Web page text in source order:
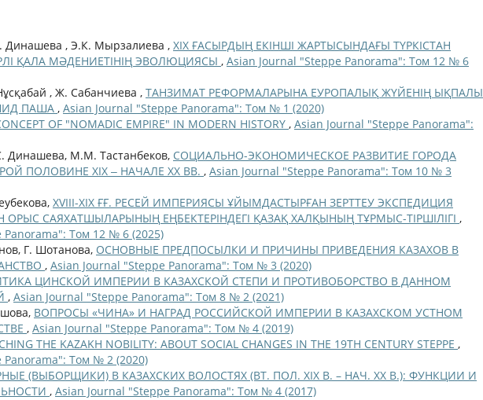
Динашева , Э.К. Мырзалиева , ХІХ ҒАСЫРДЫҢ ЕКІНШІ ЖАРТЫСЫНДАҒЫ ТҮРКІСТАН
ҚАЛА МӘДЕНИЕТІНІҢ ЭВОЛЮЦИЯСЫ , Asian Journal "Steppe Panorama": Том 12 № 6
, Ж. Сабанчиева , ТАНЗИМАТ РЕФОРМАЛАРЫНА ЕУРОПАЛЫҚ ЖҮЙЕНІҢ ЫҚПАЛЫ
ПАША , Asian Journal "Steppe Panorama": Том № 1 (2020)
OF "NOMADIC EMPIRE" IN MODERN HISTORY , Asian Journal "Steppe Panorama":
Динашева, М.М. Тастанбеков, СОЦИАЛЬНО-ЭКОНОМИЧЕСКОЕ РАЗВИТИЕ ГОРОДА
ПОЛОВИНЕ ХІХ ‒ НАЧАЛЕ ХХ ВВ. , Asian Journal "Steppe Panorama": Том 10 № 3
ХVІІІ-ХІХ ҒҒ. РЕСЕЙ ИМПЕРИЯСЫ ҰЙЫМДАСТЫРҒАН ЗЕРТТЕУ ЭКСПЕДИЦИЯ
САЯХАТШЫЛАРЫНЫҢ ЕҢБЕКТЕРІНДЕГІ ҚАЗАҚ ХАЛҚЫНЫҢ ТҰРМЫС-ТІРШІЛІГІ ,
Panorama": Том 12 № 6 (2025)
Г. Шотанова, ОСНОВНЫЕ ПРЕДПОСЫЛКИ И ПРИЧИНЫ ПРИВЕДЕНИЯ КАЗАХОВ В
, Asian Journal "Steppe Panorama": Том № 3 (2020)
ЦИНСКОЙ ИМПЕРИИ В КАЗАХСКОЙ СТЕПИ И ПРОТИВОБОРСТВО В ДАННОМ
, Asian Journal "Steppe Panorama": Том 8 № 2 (2021)
ВОПРОСЫ «ЧИНА» И НАГРАД РОССИЙСКОЙ ИМПЕРИИ В КАЗАХСКОМ УСТНОМ
, Asian Journal "Steppe Panorama": Том № 4 (2019)
THE KAZAKH NOBILITY: ABOUT SOCIAL CHANGES IN THE 19TH CENTURY STEPPE ,
Panorama": Том № 2 (2020)
(ВЫБОРЩИКИ) В КАЗАХСКИХ ВОЛОСТЯХ (ВТ. ПОЛ. XIX В. – НАЧ. ХХ В.): ФУНКЦИИ И
, Asian Journal "Steppe Panorama": Том № 4 (2017)